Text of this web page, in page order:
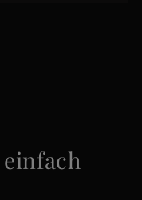
einfach